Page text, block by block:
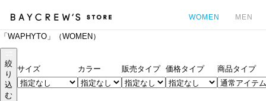
WOMEN MEN
「WAPHYTO」（WOMEN）
絞
り
込
む
サイズ カラー 販売タイプ 価格タイプ 商品タイプ